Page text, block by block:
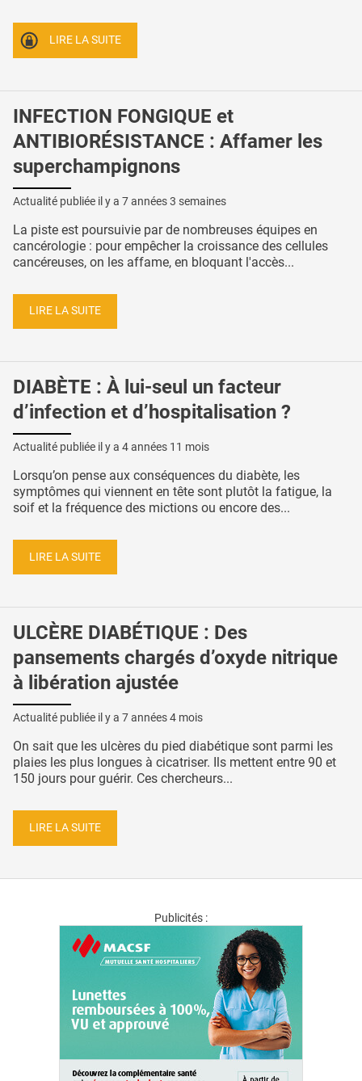
LIRE LA SUITE
INFECTION FONGIQUE et
ANTIBIORÉSISTANCE : Affamer les
superchampignons
Actualité publiée il y a 7 années 3 semaines
La piste est poursuivie par de nombreuses équipes en
cancérologie : pour empêcher la croissance des cellules
cancéreuses, on les affame, en bloquant l'accès...
LIRE LA SUITE
DIABÈTE : À lui-seul un facteur
d’infection et d’hospitalisation ?
Actualité publiée il y a 4 années 11 mois
Lorsqu’on pense aux conséquences du diabète, les
symptômes qui viennent en tête sont plutôt la fatigue, la
soif et la fréquence des mictions ou encore des...
LIRE LA SUITE
ULCÈRE DIABÉTIQUE : Des
pansements chargés d’oxyde nitrique
à libération ajustée
Actualité publiée il y a 7 années 4 mois
On sait que les ulcères du pied diabétique sont parmi les
plaies les plus longues à cicatriser. Ils mettent entre 90 et
150 jours pour guérir. Ces chercheurs...
LIRE LA SUITE
Publicités :